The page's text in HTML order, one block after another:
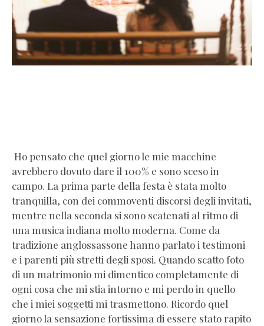
Ho pensato che quel giorno le mie macchine
avrebbero dovuto dare il 100% e sono sceso in
campo. La prima parte della festa è stata molto
tranquilla, con dei commoventi discorsi degli invitati,
mentre nella seconda si sono scatenati al ritmo di
una musica indiana molto moderna. Come da
tradizione anglossassone hanno parlato i testimoni
e i parenti più stretti degli sposi. Quando scatto foto
di un matrimonio mi dimentico completamente di
ogni cosa che mi stia intorno e mi perdo in quello
che i miei soggetti mi trasmettono. Ricordo quel
giorno la sensazione fortissima di essere stato rapito